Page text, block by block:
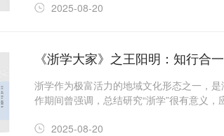
2025-08-20
《浙学大家》之王阳明：知行合一
浙学作为极富活力的地域文化形态之一，
作期间曾强调，总结研究“浙学”很有意义
2025-08-20